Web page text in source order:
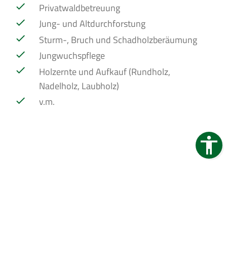
Privatwaldbetreuung
Jung- und Altdurchforstung
Sturm-, Bruch und Schadholzberäumung
Jungwuchspflege
Holzernte und Aufkauf (Rundholz,
Nadelholz, Laubholz)
v.m.